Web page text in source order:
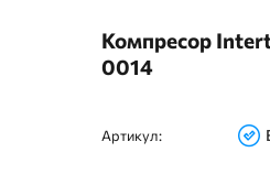
Компресор
0014
Артикул: